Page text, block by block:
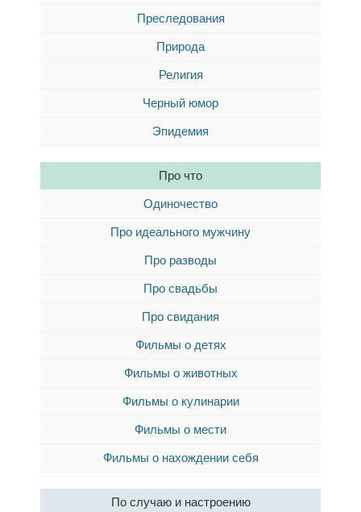
Преследования
Природа
Религия
Черный юмор
Эпидемия
Про что
Одиночество
Про идеального мужчину
Про разводы
Про свадьбы
Про свидания
Фильмы о детях
Фильмы о животных
Фильмы о кулинарии
Фильмы о мести
Фильмы о нахождении себя
По случаю и настроению